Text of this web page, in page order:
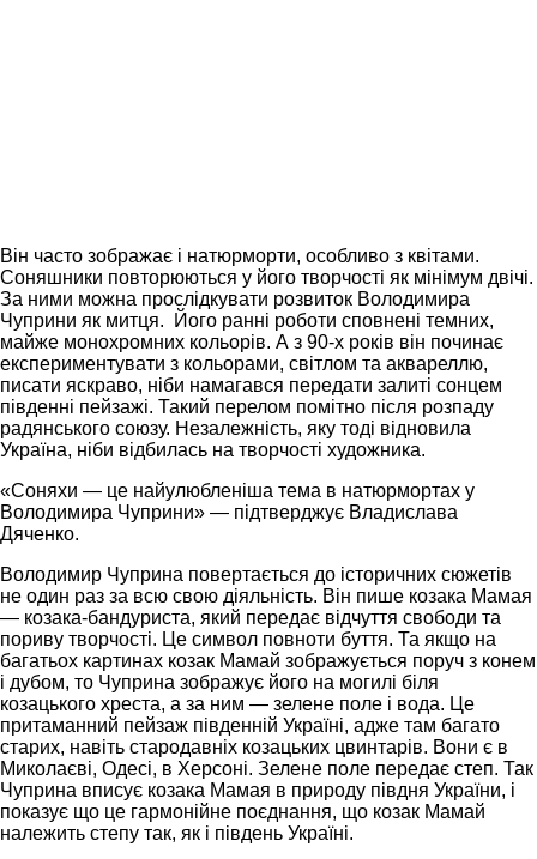
Він часто зображає і натюрморти, особливо з квітами.
Соняшники повторюються у його творчості як мінімум двічі.
За ними можна прослідкувати розвиток Володимира
Чуприни як митця. Його ранні роботи сповнені темних,
майже монохромних кольорів. А з 90-х років він починає
експериментувати з кольорами, світлом та аквареллю,
писати яскраво, ніби намагався передати залиті сонцем
південні пейзажі. Такий перелом помітно після розпаду
радянського союзу. Незалежність, яку тоді відновила
Україна, ніби відбилась на творчості художника.
«Соняхи — це найулюбленіша тема в натюрмортах у
Володимира Чуприни» — підтверджує Владислава
Дяченко.
Володимир Чуприна повертається до історичних сюжетів
не один раз за всю свою діяльність. Він пише козака Мамая
— козака-бандуриста, який передає відчуття свободи та
пориву творчості. Це символ повноти буття. Та якщо на
багатьох картинах козак Мамай зображується поруч з конем
і дубом, то Чуприна зображує його на могилі біля
козацького хреста, а за ним — зелене поле і вода. Це
притаманний пейзаж південній Україні, адже там багато
старих, навіть стародавніх козацьких цвинтарів. Вони є в
Миколаєві, Одесі, в Херсоні. Зелене поле передає степ. Так
Чуприна вписує козака Мамая в природу півдня України, і
показує що це гармонійне поєднання, що козак Мамай
належить степу так, як і південь Україні.